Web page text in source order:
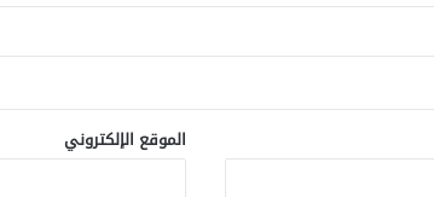
الموقع الإلكتروني